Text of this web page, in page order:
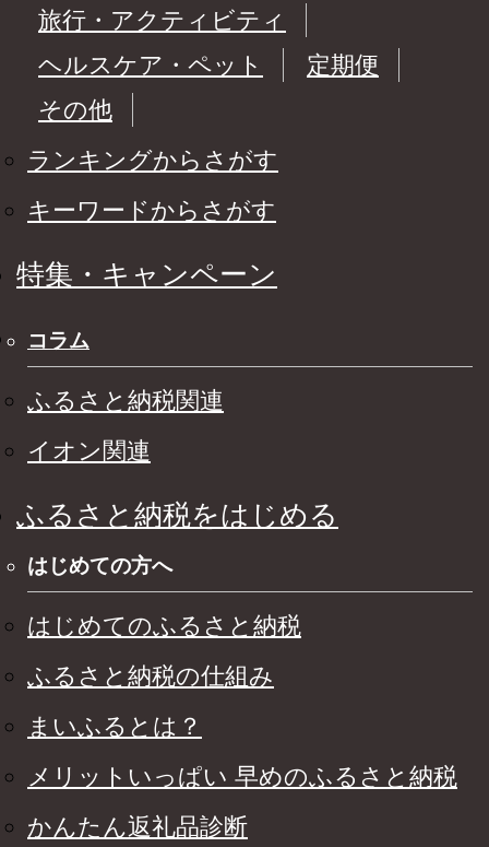
旅行・アクティビティ
ヘルスケア・ペット
定期便
その他
ランキングからさがす
キーワードからさがす
特集・キャンペーン
コラム
ふるさと納税関連
イオン関連
ふるさと納税をはじめる
はじめての方へ
はじめてのふるさと納税
ふるさと納税の仕組み
まいふるとは？
メリットいっぱい 早めのふるさと納税
かんたん返礼品診断